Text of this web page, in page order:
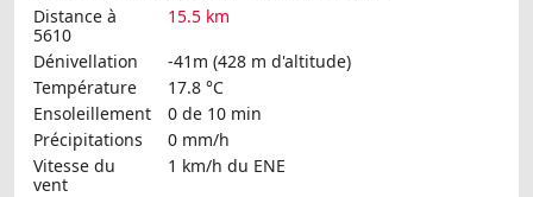
Distance à
5610
15.5 km
Dénivellation
-41m (428 m d'altitude)
Température
17.8 °C
Ensoleillement
0 de 10 min
Précipitations
0 mm/h
Vitesse du
vent
1 km/h du ENE